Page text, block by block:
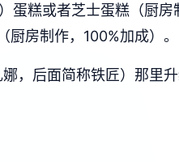
糕或者芝士蛋糕（厨房
房制作，100%加成）。
，后面简称铁匠）那里